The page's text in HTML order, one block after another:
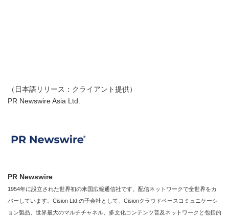
（日本語リリース：クライアント提供）
PR Newswire Asia Ltd.
PR Newswire
1954年に設立された世界初の米国広報通信社です。配信ネットワークで全世界をカ
バーしています。Cision Ltd.の子会社として、Cisionクラウドベースコミュニケーシ
ョン製品、世界最大のマルチチャネル、多文化コンテンツ普及ネットワークと包括的